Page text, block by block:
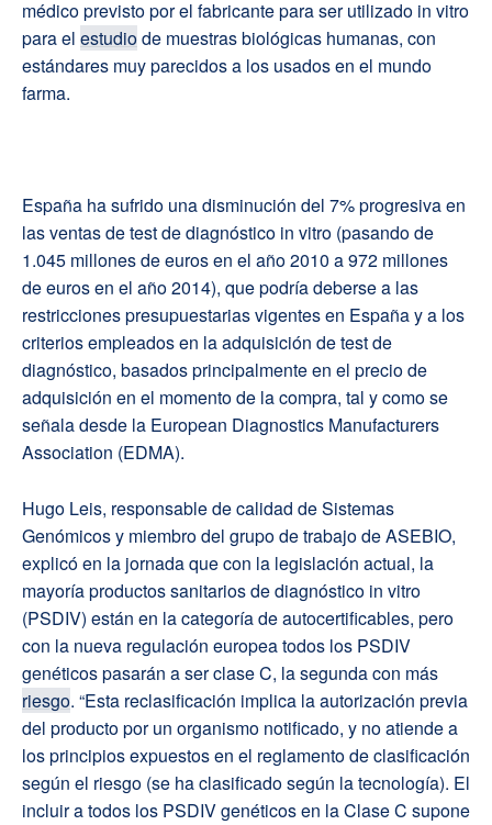
médico previsto por el fabricante para ser utilizado in vitro
para el estudiode muestras biológicas humanas, con
estándares muy parecidos a los usados en el mundo
farma.
España ha sufrido una disminución del 7% progresiva en
las ventas de test de diagnóstico in vitro (pasando de
1.045 millones de euros en el año 2010 a 972 millones
de euros en el año 2014), que podría deberse a las
restricciones presupuestarias vigentes en España y a los
criterios empleados en la adquisición de test de
diagnóstico, basados principalmente en el precio de
adquisición en el momento de la compra, tal y como se
señala desde la European Diagnostics Manufacturers
Association (EDMA).
Hugo Leis, responsable de calidad de Sistemas
Genómicos y miembro del grupo de trabajo de ASEBIO,
explicó en la jornada que con la legislación actual, la
mayoría productos sanitarios de diagnóstico in vitro
(PSDIV) están en la categoría de autocertificables, pero
con la nueva regulación europea todos los PSDIV
genéticos pasarán a ser clase C, la segunda con más
riesgo. “Esta reclasificación implica la autorización previa
del producto por un organismo notificado, y no atiende a
los principios expuestos en el reglamento de clasificación
según el riesgo (se ha clasificado según la tecnología). El
incluir a todos los PSDIV genéticos en la Clase C supone